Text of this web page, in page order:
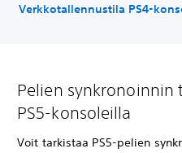
Verkkotallennustila PS4-
Pelien synkronoinnin
PS5-konsoleilla
Voit tarkistaa PS5-pelien